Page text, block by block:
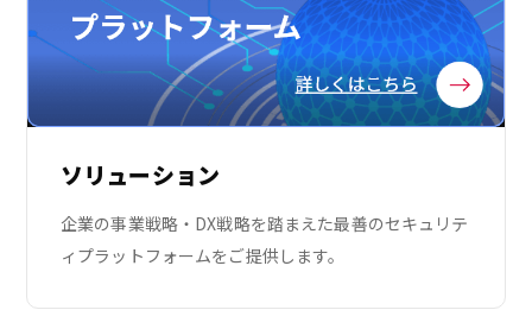
ソリューション
企業の事業戦略・DX戦略を踏まえた最善のセキュリテ
ィプラットフォームをご提供します。